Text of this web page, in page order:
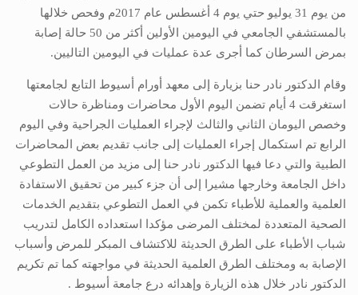
من يوم 31 يوليو حتي يوم 4 أغسطس عام 2017م وفحص خلالها
بالمستشفي الجامعي في اليومين الأولين أكثر من 50 حالة إصابة
بمرض السرطان كما أجرى عدة عمليات في اليومين التاليين.
وقام الدكتور نادر حنا بزيارة إلى معهد أورام أسيوط التابع لجامعتها
استغرقت 4 أيام تضمن اليوم الأول محاضرات ومناظرة حالات
وخصص اليومان الثاني والثالث لإجراء العمليات الجراحية وفي اليوم
الرابع تم استكمال إجراء العمليات إلى جانب تقديم بعض المحاضرات
الطبية والتي دعا فيها الدكتور نادر حنا إلى مزيد من العمل التطوعي
داخل الجامعة وخارجها مشيرا إلى أن جزء كبير من تحقيق الاستفادة
العلمية والعملية للأطباء تكمن في العمل التطوعي بتقديم الخدمات
الصحية المتعددة لمختلف المرضى مؤكدا استعداده الكامل لتدريب
شباب الأطباء على الطرق الحديثة للاكتشاف المبكر للمرض وأسباب
الإصابة به ومختلف الطرق العلمية الحديثة في مواجهته كما تم تكريم
الدكتور نادر خلال هذه الزيارة وإهدائه درع جامعة أسيوط .